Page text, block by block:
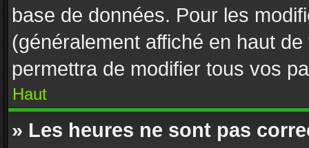
base de données. Pour les
(généralement affiché en haut
permettra de modifier tous vos
Haut
» Les heures ne sont pas